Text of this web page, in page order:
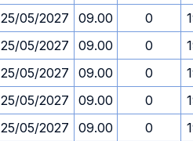
25/05/2027 09.00 0
25/05/2027 09.00 0
25/05/2027 09.00 0
25/05/2027 09.00 0
25/05/2027 09.00 0